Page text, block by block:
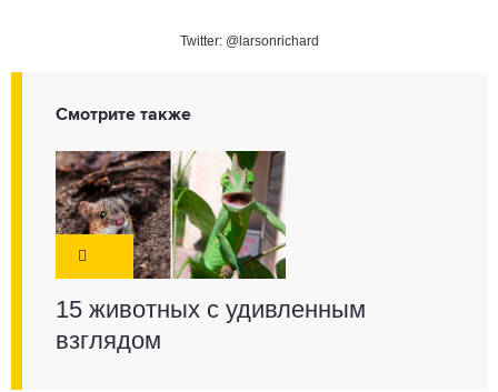
Twitter: @larsonrichard
Смотрите также
15 животных с удивленным
взглядом